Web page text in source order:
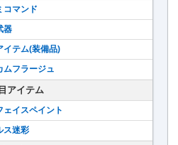
コマンド
器
イテム(装備品)
ムフラージュ
アイテム
ェイスペイント
ス迷彩